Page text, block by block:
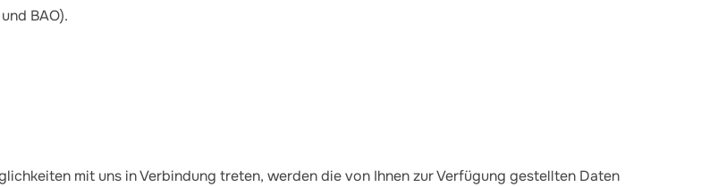
BAO).
mit uns in Verbindung treten, werden die von Ihnen zur Verfügung gestellten Daten